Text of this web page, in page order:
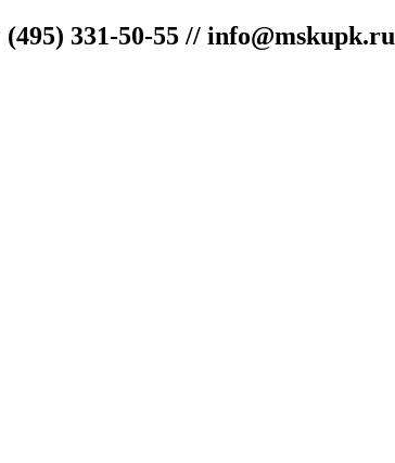
(495) 331-50-55 // info@mskupk.ru